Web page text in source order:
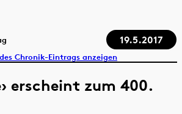
19.5.2017
Chronik-Eintrags anzeigen
erscheint zum 400.